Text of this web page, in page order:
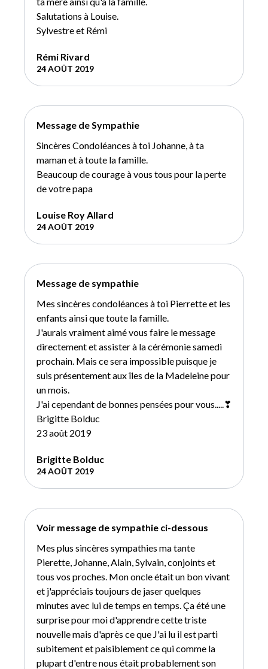
Salutations à Louise.
Sylvestre et Rémi
Rémi Rivard
24 AOÛT 2019
Message de Sympathie
Sincères Condoléances à toi Johanne, à ta
maman et à toute la famille.
Beaucoup de courage à vous tous pour la perte
de votre papa
Louise Roy Allard
24 AOÛT 2019
Message de sympathie
Mes sincères condoléances à toi Pierrette et les
enfants ainsi que toute la famille.
J'aurais vraiment aimé vous faire le message
directement et assister à la cérémonie samedi
prochain. Mais ce sera impossible puisque je
suis présentement aux îles de la Madeleine pour
un mois.
J'ai cependant de bonnes pensées pour vous.....❣
Brigitte Bolduc
23 août 2019
Brigitte Bolduc
24 AOÛT 2019
Voir message de sympathie ci-dessous
Mes plus sincères sympathies ma tante
Pierette, Johanne, Alain, Sylvain, conjoints et
tous vos proches. Mon oncle était un bon vivant
et j'appréciais toujours de jaser quelques
minutes avec lui de temps en temps. Ça été une
surprise pour moi d'apprendre cette triste
nouvelle mais d'après ce que J'ai lu il est parti
subitement et paisiblement ce qui comme la
plupart d'entre nous était probablement son